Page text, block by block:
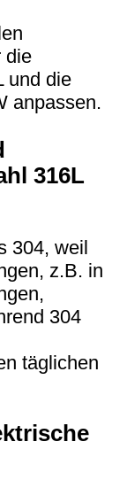
die
und die
anpassen.
316L
304, weil
z.B. in
304
täglichen